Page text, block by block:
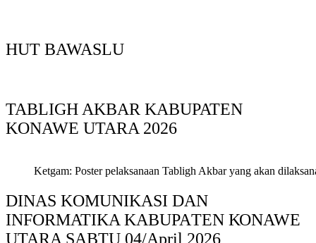
HUT BAWASLU
TABLIGH AKBAR KABUPATEN
KONAWE UTARA 2026
Ketgam: Poster pelaksanaan Tabligh Akbar yang akan
DINAS KOMUNIKASI DAN
INFORMATIKA KABUPAΤΕΝ ΚΟNAWE
UTARA SABTU 04/April 2026